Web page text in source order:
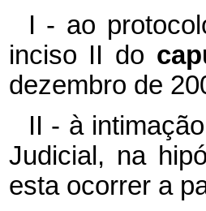
I - ao
inciso II do
dezembro de
II - à
Judicial, na
esta ocorrer a